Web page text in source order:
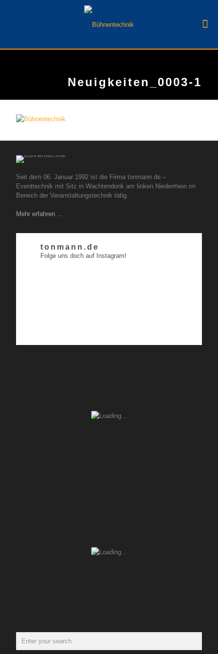
Neuigkeiten_0003-1
Seit dem 06. Januar 1992 ist die Firma tonmann.de –
Eventtechnik mit Sitz in Wachtendonk am linken Niederrhein im
Bereich der Veranstaltungstechnik tätig.
Mehr erfahren ...
tonmann.de
Folge uns doch auf Instagram!